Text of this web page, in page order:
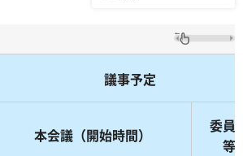
議事予定
本会議（開始時間）
委員
等